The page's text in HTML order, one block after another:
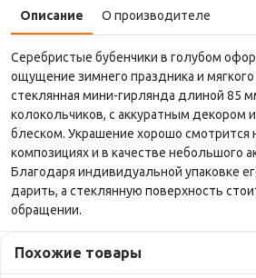
Описание О производителе
Серебристые бубенчики в голубом
ощущение зимнего праздника и мягкого
стеклянная мини-гирлянда длиной 85
колокольчиков, с аккуратным декором
блеском. Украшение хорошо смотрится
композициях и в качестве небольшого
Благодаря индивидуальной упаковке
дарить, а стеклянную поверхность
обращении.
Похожие товары